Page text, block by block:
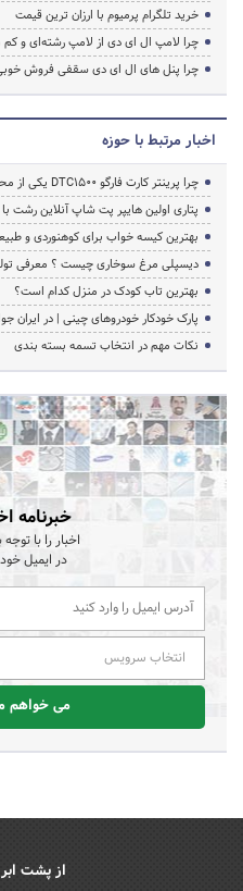
خرید تلگرام پرمیوم با ارزان ترین قیمت
چرا لامپ ال ای دی از لامپ رشته‌ای و
چرا پنل های ال ای دی سقفی فروش خوبی
اخبار مرتبط با حوزه
چرا پرینتر کارت فارگو DTC1500 یکی از محبوب‌ترین پرینترهای کارت دنیا است؟
پتاری اولین هایپر پت شاپ آنلاین رشت
بهترین کیسه خواب برای کوهنوردی و
دیسپلی مرغ سوخاری چیست ؟ معرفی
بهترین تاب کودک در منزل کدام است؟
پارک خودکار خودروهای چینی | در ایران
نکات مهم در انتخاب تسمه بسته بندی
خبرنامه
اخبار را با
در ایمیل
انتخاب سرویس
می خواهم
از پشت ابر